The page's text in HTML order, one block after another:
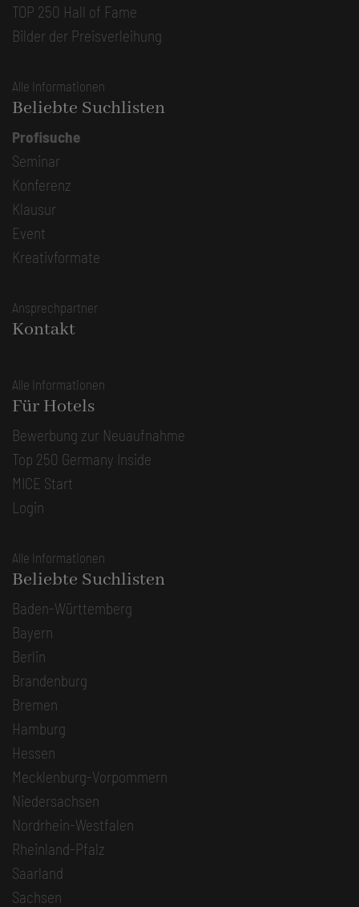
TOP 250 Hall of Fame
Bilder der Preisverleihung
Alle Informationen
Beliebte Suchlisten
Profisuche
Seminar
Konferenz
Klausur
Event
Kreativformate
Ansprechpartner
Kontakt
Alle Informationen
Für Hotels
Bewerbung zur Neuaufnahme
Top 250 Germany Inside
MICE Start
Login
Alle Informationen
Beliebte Suchlisten
Baden-Württemberg
Bayern
Berlin
Brandenburg
Bremen
Hamburg
Hessen
Mecklenburg-Vorpommern
Niedersachsen
Nordrhein-Westfalen
Rheinland-Pfalz
Saarland
Sachsen